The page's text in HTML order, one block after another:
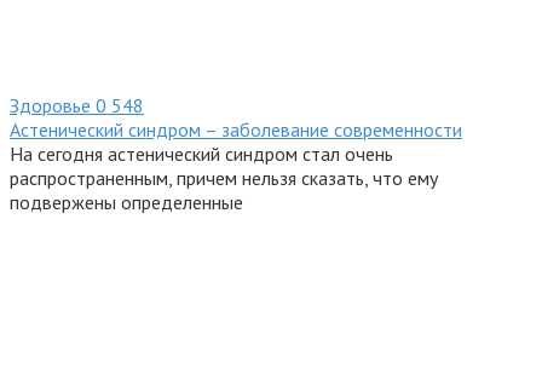
Здоровье 0 548
Астенический синдром – заболевание современности
На сегодня астенический синдром стал очень
распространенным, причем нельзя сказать, что ему
подвержены определенные